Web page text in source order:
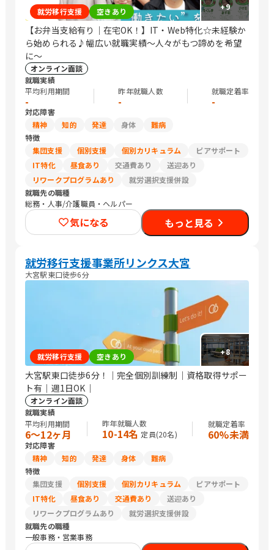
+9
就労移行支援 空きあり
【お弁当支給有り｜在宅OK！】IT・Web特化☆未経験か
ら始められる♪幅広い就職実績〜人々がもつ諦めを希望
に〜
オンライン面談
就職実績
平均利用期間
-
昨年就職人数
-
就職定着率
-
対応障害
精神
知的 発達 身体
難病
特徴
集団支援
個別支援 個別カリキュラム
ピアサポート
IT特化
昼食あり 交通費あり
送迎あり
リワークプログラムあり
就労選択支援併設
就職先の職種
総務・人事/介護職員・ヘルパー
気になる もっと見る
就労移行支援事業所リンクス大宮
大宮駅東口徒歩6分
+8
就労移行支援 空きあり
大宮駅東口徒歩6分！｜完全個別訓練制｜資格取得サポー
ト有｜週1日OK｜
オンライン面談
就職実績
平均利用期間
6〜12ヶ月
昨年就職人数
10-14名 定員(20名)
就職定着率
60%未満
対応障害
精神
知的 発達 身体
難病
特徴
集団支援
個別支援 個別カリキュラム
ピアサポート
IT特化
昼食あり 交通費あり
送迎あり
リワークプログラムあり
就労選択支援併設
就職先の職種
一般事務・営業事務